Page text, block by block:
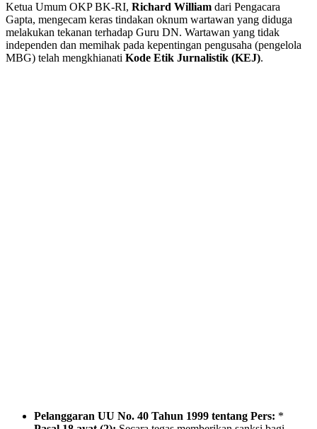
​Ketua Umum OKP BK-RI, Richard William dari Pengacara
Gapta, mengecam keras tindakan oknum wartawan yang diduga
melakukan tekanan terhadap Guru DN. Wartawan yang tidak
independen dan memihak pada kepentingan pengusaha (pengelola
MBG) telah mengkhianati Kode Etik Jurnalistik (KEJ).
Pelanggaran UU No. 40 Tahun 1999 tentang Pers: *